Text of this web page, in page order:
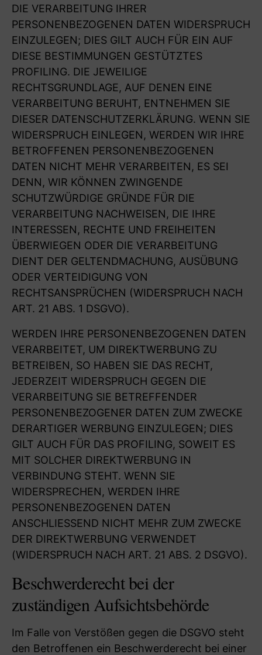
DIE VERARBEITUNG IHRER
PERSONENBEZOGENEN DATEN WIDERSPRUCH
EINZULEGEN; DIES GILT AUCH FÜR EIN AUF
DIESE BESTIMMUNGEN GESTÜTZTES
PROFILING. DIE JEWEILIGE
RECHTSGRUNDLAGE, AUF DENEN EINE
VERARBEITUNG BERUHT, ENTNEHMEN SIE
DIESER DATENSCHUTZERKLÄRUNG. WENN SIE
WIDERSPRUCH EINLEGEN, WERDEN WIR IHRE
BETROFFENEN PERSONENBEZOGENEN
DATEN NICHT MEHR VERARBEITEN, ES SEI
DENN, WIR KÖNNEN ZWINGENDE
SCHUTZWÜRDIGE GRÜNDE FÜR DIE
VERARBEITUNG NACHWEISEN, DIE IHRE
INTERESSEN, RECHTE UND FREIHEITEN
ÜBERWIEGEN ODER DIE VERARBEITUNG
DIENT DER GELTENDMACHUNG, AUSÜBUNG
ODER VERTEIDIGUNG VON
RECHTSANSPRÜCHEN (WIDERSPRUCH NACH
ART. 21 ABS. 1 DSGVO).
WERDEN IHRE PERSONENBEZOGENEN DATEN
VERARBEITET, UM DIREKTWERBUNG ZU
BETREIBEN, SO HABEN SIE DAS RECHT,
JEDERZEIT WIDERSPRUCH GEGEN DIE
VERARBEITUNG SIE BETREFFENDER
PERSONENBEZOGENER DATEN ZUM ZWECKE
DERARTIGER WERBUNG EINZULEGEN; DIES
GILT AUCH FÜR DAS PROFILING, SOWEIT ES
MIT SOLCHER DIREKTWERBUNG IN
VERBINDUNG STEHT. WENN SIE
WIDERSPRECHEN, WERDEN IHRE
PERSONENBEZOGENEN DATEN
ANSCHLIESSEND NICHT MEHR ZUM ZWECKE
DER DIREKTWERBUNG VERWENDET
(WIDERSPRUCH NACH ART. 21 ABS. 2 DSGVO).
Beschwerde­recht bei der
zuständigen Aufsichts­behörde
Im Falle von Verstößen gegen die DSGVO steht
den Betroffenen ein Beschwerderecht bei einer